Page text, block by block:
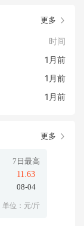
更多
时间
1月前
1月前
1月前
更多
7日最高
11.63
08-04
单位：元/斤